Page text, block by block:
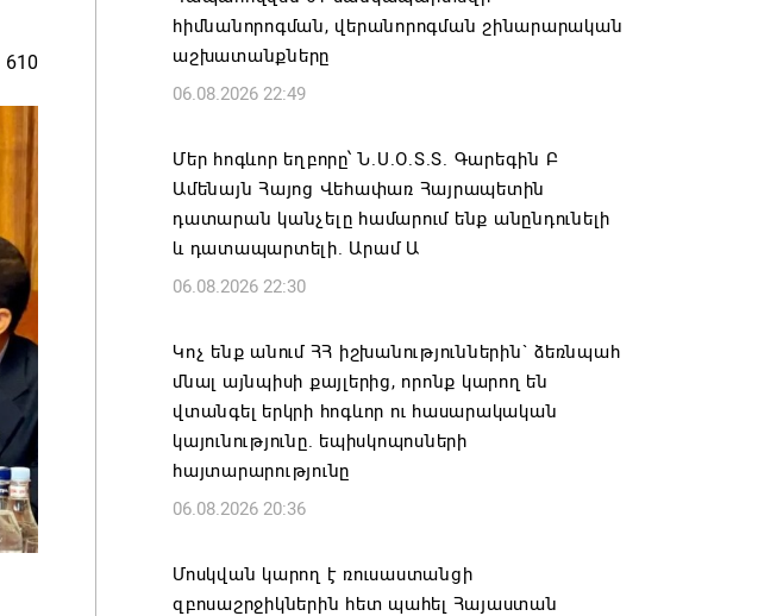
610
հիմնանորոգման, վերանորոգման շինարարական
աշխատանքները
06.08.2026 22:49
Մեր հոգևոր եղբորը՝ Ն.Ս.Օ.Տ.Տ. Գարեգին Բ
Ամենայն Հայոց Վեհափառ Հայրապետին
դատարան կանչելը համարում ենք անընդունելի
և դատապարտելի. Արամ Ա
06.08.2026 22:30
Կոչ ենք անում ՀՀ իշխանություններին` ձեռնպահ
մնալ այնպիսի քայլերից, որոնք կարող են
վտանգել երկրի հոգևոր ու հասարակական
կայունությունը. եպիսկոպոսների
հայտարարությունը
06.08.2026 20:36
Մոսկվան կարող է ռուսաստանցի
զբոսաշրջիկներին հետ պահել Հայաստան